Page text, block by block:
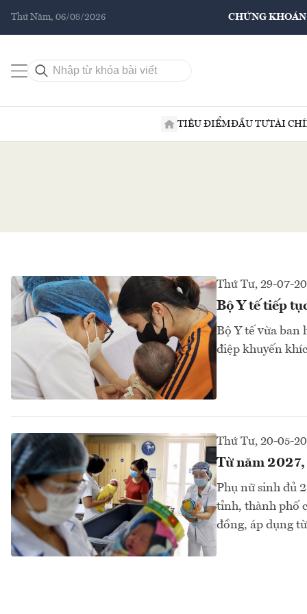
Thứ Năm, 06/08/2026 CHỨNG KHOÁN
TIÊU ĐIỂMĐẦU TƯTÀI
Thứ Tư, 29-07-
Bộ Y tế tiếp
Bộ Y tế vừa ban
điệp khuyến
Thứ Tư, 20-05-
Từ năm
Phụ nữ sinh đủ
tỉnh, thành phố
đồng, áp dụng